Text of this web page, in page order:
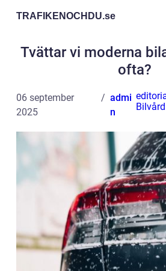
TRAFIKENOCHDU.se
Tvättar vi moderna
ofta?
06 september
2025
admi
n
Bilvård